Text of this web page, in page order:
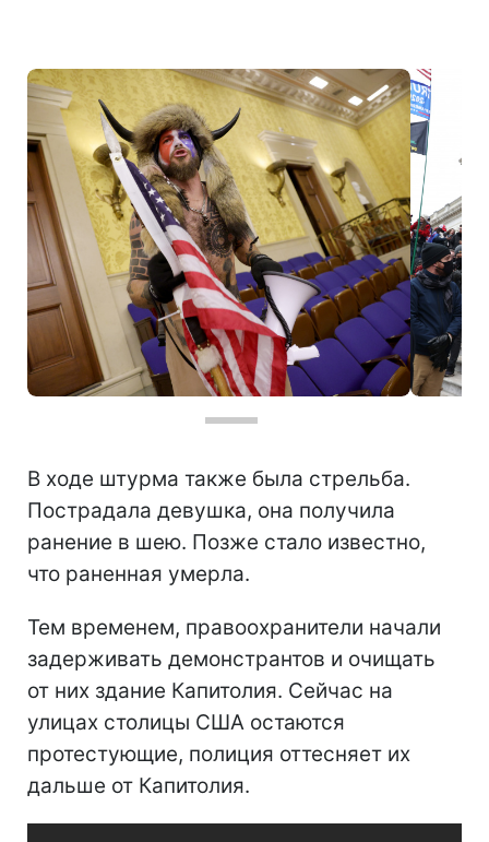
В ходе штурма также была стрельба.
Пострадала девушка, она получила
ранение в шею. Позже стало известно,
что раненная умерла.
Тем временем, правоохранители начали
задерживать демонстрантов и очищать
от них здание Капитолия. Сейчас на
улицах столицы США остаются
протестующие, полиция оттесняет их
дальше от Капитолия.